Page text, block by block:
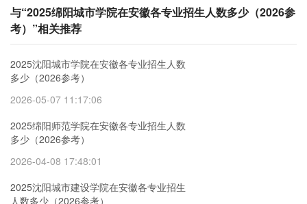
与“2025绵阳城市学院在安徽各专业招生人数多少（2026参
考）”相关推荐
2025沈阳城市学院在安徽各专业招生人数
多少（2026参考）
2026-05-07 11:17:06
2025绵阳师范学院在安徽各专业招生人数
多少（2026参考）
2026-04-08 17:48:01
2025沈阳城市建设学院在安徽各专业招生
人数多少（2026参考）